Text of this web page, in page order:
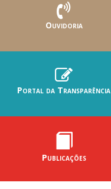
Ouvidoria
Portal da Transparência
Publicações